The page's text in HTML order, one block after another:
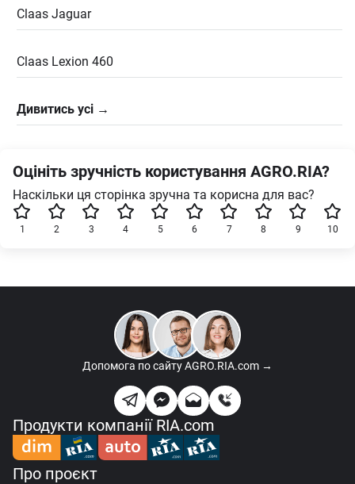
Claas Jaguar
Claas Lexion 460
Дивитись усі →
Оцініть зручність користування AGRO.RIA?
Наскільки ця сторінка зручна та корисна для вас?
10
9
8
7
6
5
4
3
2
1
Допомога по сайтуAGRO.RIA.com →
Продукти компанії RIA.com
Про проєкт